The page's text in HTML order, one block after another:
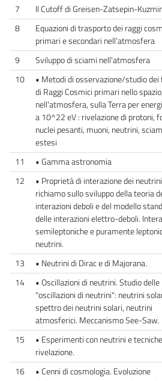
7
Il Cutoff di Greisen-Zatsepin-
8
Equazioni di trasporto dei raggi
primari e secondari nell'atmosfera
9
Sviluppo di sciami nell'atmosfera
10
• Metodi di osservazione/studio dei
di Raggi Cosmici primari nello spazio,
nell'atmosfera, sulla Terra per
a 10^22 eV : rivelazione di protoni,
nuclei pesanti, muoni, neutrini,
estesi
11
• Gamma astronomia
12
• Proprietà di interazione dei
richiamo sullo sviluppo della teoria
interazioni deboli e del modello
delle interazioni elettro-deboli.
semileptoniche e puramente
neutrini.
13
• Neutrini di Dirac e di Majorana.
14
• Oscillazioni di neutrini. Studio delle
"oscillazioni di neutrini": neutrini
spettro dei neutrini solari, neutrini
atmosferici. Meccanismo See-Saw.
15
• Esperimenti con neutrini e
rivelazione.
16
• Cenni di cosmologia. Evoluzione